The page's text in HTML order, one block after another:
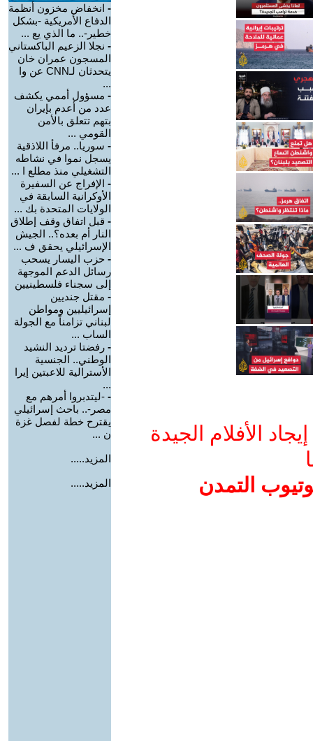
الأفلام الجيدة
التمدن
- انخفاض مخزون أنظمة
الدفاع الأمريكية -بشكل
خطير-.. ما الذي يع ...
- نجلا الزعيم الباكستاني
المسجون عمران خان
يتحدثان لـCNN عن وا
...
- مسؤول أممي يكشف
عدد من أعدم بإيران
بتهم تتعلق بالأمن
القومي ...
- سوريا.. مرفأ اللاذقية
يسجل نموا في نشاطه
التشغيلي منذ مطلع ا ...
- الإفراج عن السفيرة
الأوكرانية السابقة في
الولايات المتحدة بك ...
- قبل اتفاق وقف إطلاق
النار أم بعده؟.. الجيش
الإسرائيلي يحقق ف ...
- حزب اليسار يسحب
رسائل الدعم الموجهة
إلى سجناء فلسطينيين
- مقتل جنديين
إسرائيليين ومواطن
لبناني تزامناً مع الجولة
الساب ...
- رفضتا ترديد النشيد
الوطني.. الجنسية
الأسترالية للاعبتين إيرا
...
- -ليتدبروا أمرهم مع
مصر-.. باحث إسرائيلي
يقترح خطة لفصل غزة
ن ...
المزيد.....
المزيد.....